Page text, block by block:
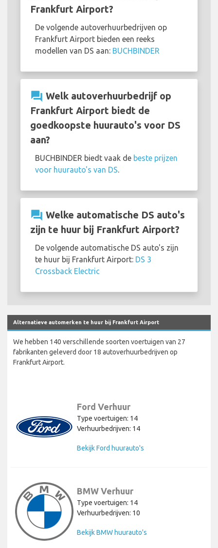
Frankfurt Airport?
De volgende autoverhuurbedrijven op
Frankfurt Airport bieden een reeks
modellen van DS aan: BUCHBINDER
question_answer Welk autoverhuurbedrijf op
Frankfurt Airport biedt de
goedkoopste huurauto's voor DS
aan?
BUCHBINDER biedt vaak de beste prijzen
voor huurauto's van DS
question_answer Welke automatische DS auto's
zijn te huur bij Frankfurt Airport?
De volgende automatische DS auto's zijn
te huur bij Frankfurt Airport: DS 3
Crossback Electric
Alternatieve automerken te huur bij Frankfurt Airport
We hebben 140 verschillende soorten voertuigen van 27
fabrikanten geleverd door 18 autoverhuurbedrijven op
Frankfurt Airport.
Ford Verhuur
Type voertuigen: 14
Verhuurbedrijven: 14
Bekijk Ford huurauto's
BMW Verhuur
Type voertuigen: 14
Verhuurbedrijven: 10
Bekijk BMW huurauto's